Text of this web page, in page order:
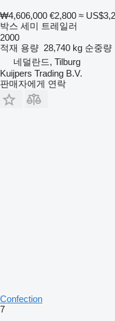
₩4,606,000 €2,800 ≈
박스 세미 트레일러
2000
적재 용량 28,740 kg 순중량
네덜란드, Tilburg
Kuijpers Trading B.V.
판매자에게 연락
Confection
7